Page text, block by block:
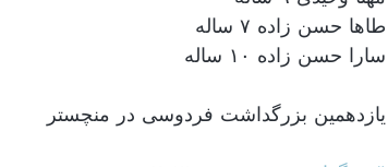
طاها حسن زاده ۷ ساله
سارا حسن زاده ۱۰ ساله
یازدهمین بزرگداشت فردوسی در منچستر